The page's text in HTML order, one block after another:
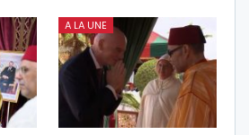
A LA UNE